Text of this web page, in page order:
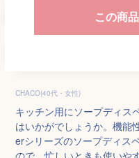
この商
CHACO(40代・女性)
キッチン用にソープディス
はいかがでしょうか。機能
erシリーズのソープディス
ので、忙しいときも使いや